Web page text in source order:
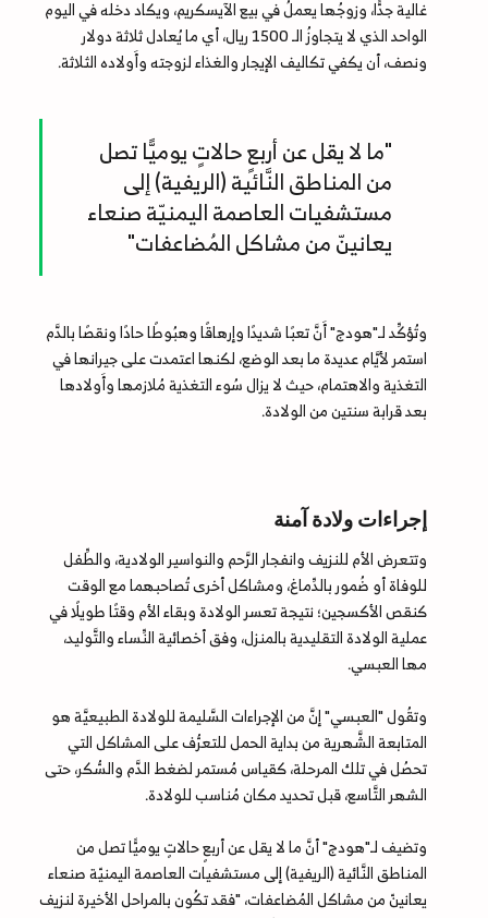
غالية جدًّا، وزوجُها يعملُ في بيع الآيسكريم، ويكاد دخله في اليوم
الواحد الذي لا يتجاوزُ الـ 1500 ريال، أي ما يُعادل ثلاثة دولار
ونصف، أن يكفي تكاليف الإيجار والغذاء لزوجته وأَولاده الثلاثة.
"ما لا يقل عن أربعٍ حالاتٍ يوميًّا تصل
من المناطق النَّائية (الريفية) إلى
مستشفيات العاصمة اليمنيّة صنعاء
يعانينّ من مشاكل المُضاعفات"
وتُؤكِّد لـ"هودج" أَنَّ تعبًا شديدًا وإرهاقًا وهبُوطًا حادًا ونقصًا بالدَّم
استمر لأيَّام عديدة ما بعد الوضع، لكنها اعتمدت على جيرانها في
التغذية والاهتمام، حيث لا يزال سُوء التغذية مُلازمها وأَولادها
بعد قرابة سنتين من الولادة.
إجراءات ولادة آمنة
وتتعرض الأم للنزيف وانفجار الرَّحم والنواسير الولادية، والطِّفل
للوفاة أو ضُمور بالدِّماغ، ومشاكل أخرى تُصاحبهما مع الوقت
كنقص الأكسجين؛ نتيجة تعسر الولادة وبقاء الأم وقتًا طويلًا في
عملية الولادة التقليدية بالمنزل، وفق أخصائية النِّساء والتَّوليد،
مها العبسي.
وتقُول "العبسي" إنَّ من الإجراءات السَّليمة للولادة الطبيعيَّة هو
المتابعة الشَّهرية من بداية الحمل للتعرُّف على المشاكل التي
تحصُل في تلك المرحلة، كقياس مُستمر لضغط الدَّم والسُّكر، حتى
الشهر التَّاسع، قبل تحديد مكان مُناسب للولادة.
وتضيف لـ"هودج" أنَّ ما لا يقل عن أربعٍ حالاتٍ يوميًّا تصل من
المناطق النَّائية (الريفية) إلى مستشفيات العاصمة اليمنيّة صنعاء
يعانينّ من مشاكل المُضاعفات، "فقد تكُون بالمراحل الأخيرة لنزيف